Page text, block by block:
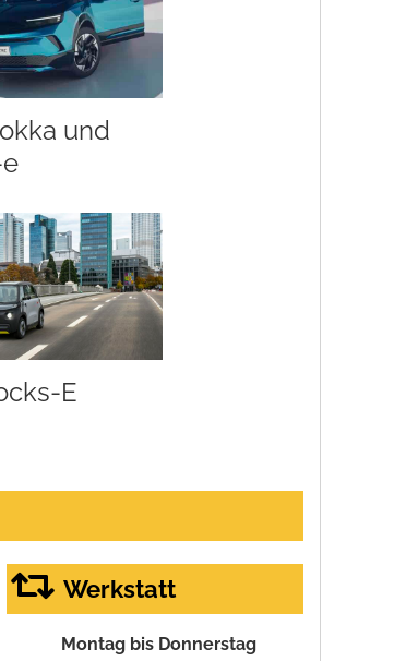
und
E
Werkstatt
Montag bis Donnerstag